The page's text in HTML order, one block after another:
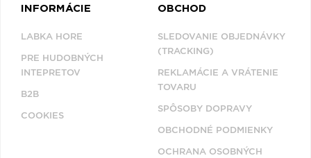
INFORMÁCIE
LABKA HORE
PRE HUDOBNÝCH
INTEPRETOV
B2B
COOKIES
OBCHOD
SLEDOVANIE OBJEDNÁVKY
(TRACKING)
REKLAMÁCIE A VRÁTENIE
TOVARU
SPÔSOBY DOPRAVY
OBCHODNÉ PODMIENKY
OCHRANA OSOBNÝCH